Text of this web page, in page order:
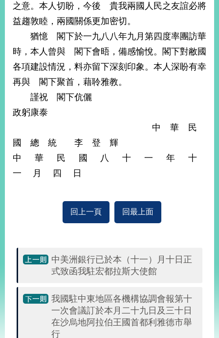
護
照
首
頁
網
站
覽
關
本
部
新
聞
中
心
國
區
之意。本人切盼，今後 貴我兩國人民之友誼必將
益趨敦睦，兩國關係更加密切。
猶憶 閣下於一九八八年九月第四度率團訪華
時，本人曾與 閣下會晤，備感愉悅。閣下對敝國
各項建設情況，料亦留下深刻印象。本人深盼有幸
再與 閣下聚首，藉聆雅教。
謹祝 閣下伉儷
政躬康泰
中 華 民
國 總 統 李 登 輝
中 華 民 國 八 十 一 年 十
一 月 四 日
回上一頁 回最上面
中美洲銀行已於本（十一）月十日正
式致函我駐宏都拉斯大使館
我國駐中東地區各機構協調會報第十
一次會議訂於本月二十九日及三十日
在沙烏地阿拉伯王國首都利雅德市舉
行